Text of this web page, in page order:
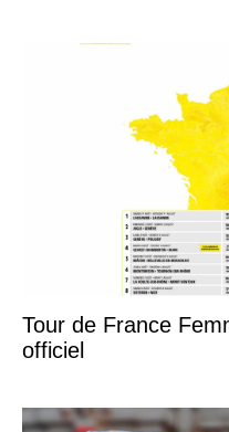
Tour de France
officiel